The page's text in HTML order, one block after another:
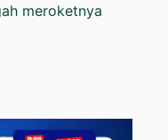
meroketnya